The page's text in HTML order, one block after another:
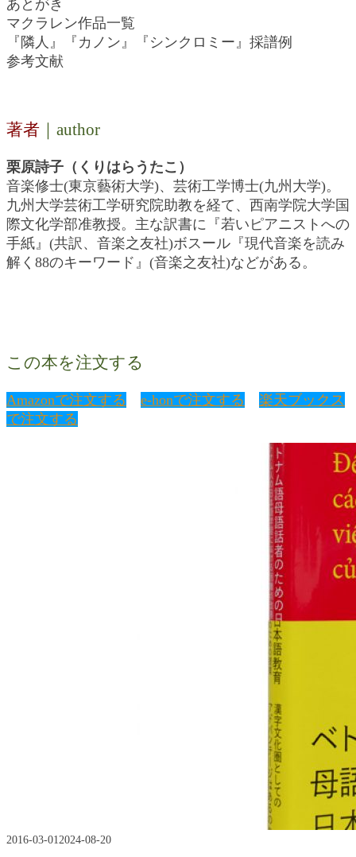
あとがき
マクラレン作品一覧
『隣人』『カノン』『シンクロミー』採譜例
参考文献
著者 ｜author
栗原詩子（くりはらうたこ）
音楽修士(東京藝術大学)、芸術工学博士(九州大学)。
九州大学芸術工学研究院助教を経て、西南学院大学国
際文化学部准教授。主な訳書に『若いピアニストへの
手紙』(共訳、音楽之友社)ボスール『現代音楽を読み
解く88のキーワード』(音楽之友社)などがある。
この本を注文する
Amazonで注文する e-honで注文する
楽天ブックス
で注文する
2016-03-01 2024-08-20